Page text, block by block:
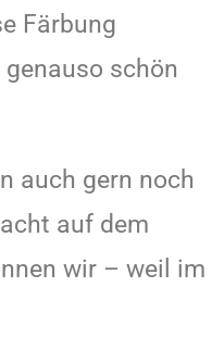
Färbung
schön
auch gern noch
auf dem
wir – weil im